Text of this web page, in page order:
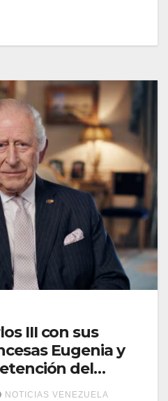
III con sus
Eugenia y
del
NOTICIAS VENEZUELA